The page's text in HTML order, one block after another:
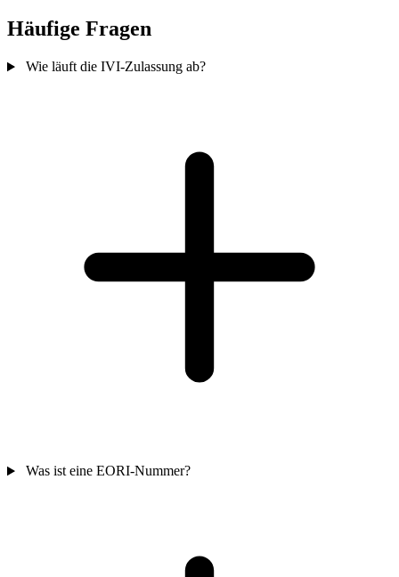
Häufige Fragen
Wie läuft die IVI-Zulassung ab?
Was ist eine EORI-Nummer?